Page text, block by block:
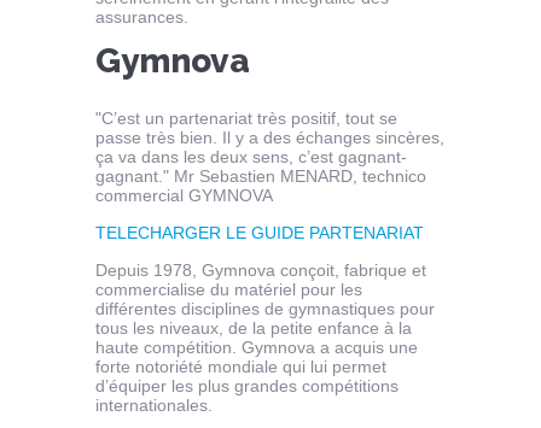
assurances.
Gymnova
"C’est un partenariat très positif, tout se
passe très bien. Il y a des échanges sincères,
ça va dans les deux sens, c’est gagnant-
gagnant." Mr Sebastien MENARD, technico
commercial GYMNOVA
TELECHARGER LE GUIDE PARTENARIAT
Depuis 1978, Gymnova conçoit, fabrique et
commercialise du matériel pour les
différentes disciplines de gymnastiques pour
tous les niveaux, de la petite enfance à la
haute compétition. Gymnova a acquis une
forte notoriété mondiale qui lui permet
d’équiper les plus grandes compétitions
internationales.